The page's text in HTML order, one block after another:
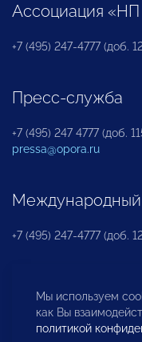
Ассоциация
+7 (495) 247-4777 (доб.
Пресс-служба
+7 (495) 247 4777 (доб.
pressa@opora.ru
+7 (495) 247-4777 (доб.
Бюро по защите
инвесторов
Мы используем
как Вы
политикой